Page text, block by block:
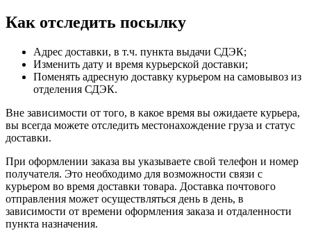
Как отследить посылку
Адрес доставки, в т.ч. пункта выдачи СДЭК;
Изменить дату и время курьерской доставки;
Поменять адресную доставку курьером на самовывоз из
отделения СДЭК.
Вне зависимости от того, в какое время вы ожидаете курьера,
вы всегда можете отследить местонахождение груза и статус
доставки.
При оформлении заказа вы указываете свой телефон и номер
получателя. Это необходимо для возможности связи с
курьером во время доставки товара. Доставка почтового
отправления может осуществляться день в день, в
зависимости от времени оформления заказа и отдаленности
пункта назначения.